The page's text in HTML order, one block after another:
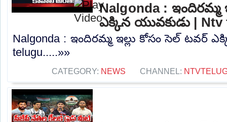
Nalgonda : ఇందిరమ్మ
ఎక్కిన యువకుడు | Ntv
Nalgonda : ఇందిరమ్మ ఇల్లు కోసం సెల్ టవర్
telugu.....»»
CATEGORY: NEWS CHANNEL: